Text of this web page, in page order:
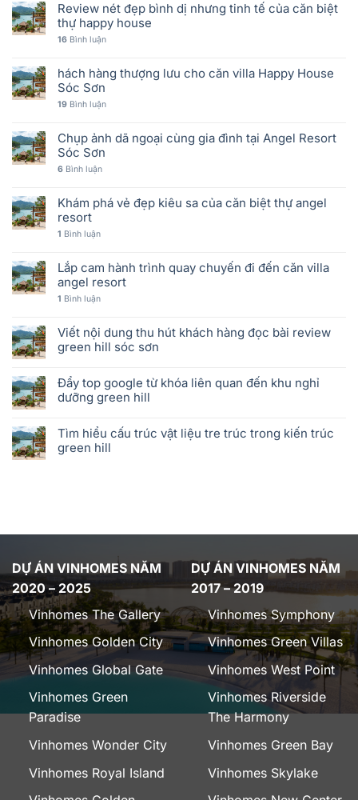
Review nét đẹp bình dị nhưng tinh tế của căn biệt
thự happy house
16 Bình luận
hách hàng thượng lưu cho căn villa Happy House
Sóc Sơn
19 Bình luận
Chụp ảnh dã ngoại cùng gia đình tại Angel Resort
Sóc Sơn
6 Bình luận
Khám phá vẻ đẹp kiêu sa của căn biệt thự angel
resort
1 Bình luận
Lắp cam hành trình quay chuyến đi đến căn villa
angel resort
1 Bình luận
Viết nội dung thu hút khách hàng đọc bài review
green hill sóc sơn
Đẩy top google từ khóa liên quan đến khu nghỉ
dưỡng green hill
Tìm hiểu cấu trúc vật liệu tre trúc trong kiến trúc
green hill
DỰ ÁN VINHOMES NĂM
2020 – 2025
Vinhomes The Gallery
Vinhomes Golden City
Vinhomes Global Gate
Vinhomes Green
Paradise
Vinhomes Wonder City
Vinhomes Royal Island
DỰ ÁN VINHOMES NĂM
2017 – 2019
Vinhomes Symphony
Vinhomes Green Villas
Vinhomes West Point
Vinhomes Riverside
The Harmony
Vinhomes Green Bay
Vinhomes Skylake